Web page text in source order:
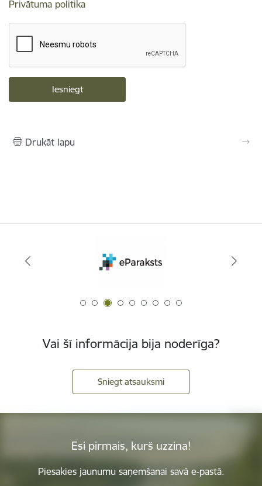
Privātuma politika
Drukāt lapu
Vai šī informācija bija noderīga?
Sniegt atsauksmi
Esi pirmais, kurš uzzina!
Piesakies jaunumu saņemšanai savā e-pastā.